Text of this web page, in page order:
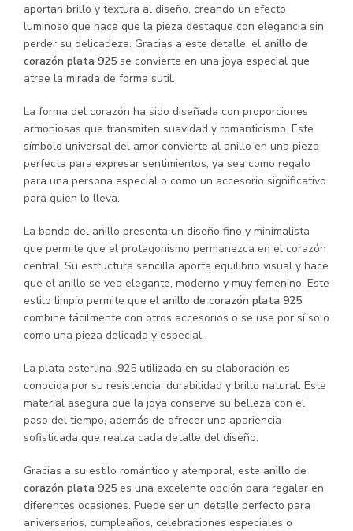
aportan brillo y textura al diseño, creando un efecto
luminoso que hace que la pieza destaque con elegancia sin
perder su delicadeza. Gracias a este detalle, el anillo de
corazón plata 925 se convierte en una joya especial que
atrae la mirada de forma sutil.
La forma del corazón ha sido diseñada con proporciones
armoniosas que transmiten suavidad y romanticismo. Este
símbolo universal del amor convierte al anillo en una pieza
perfecta para expresar sentimientos, ya sea como regalo
para una persona especial o como un accesorio significativo
para quien lo lleva.
La banda del anillo presenta un diseño fino y minimalista
que permite que el protagonismo permanezca en el corazón
central. Su estructura sencilla aporta equilibrio visual y hace
que el anillo se vea elegante, moderno y muy femenino. Este
estilo limpio permite que el anillo de corazón plata 925
combine fácilmente con otros accesorios o se use por sí solo
como una pieza delicada y especial.
La plata esterlina .925 utilizada en su elaboración es
conocida por su resistencia, durabilidad y brillo natural. Este
material asegura que la joya conserve su belleza con el
paso del tiempo, además de ofrecer una apariencia
sofisticada que realza cada detalle del diseño.
Gracias a su estilo romántico y atemporal, este anillo de
corazón plata 925 es una excelente opción para regalar en
diferentes ocasiones. Puede ser un detalle perfecto para
aniversarios, cumpleaños, celebraciones especiales o